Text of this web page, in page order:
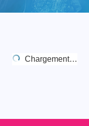
Chargement…